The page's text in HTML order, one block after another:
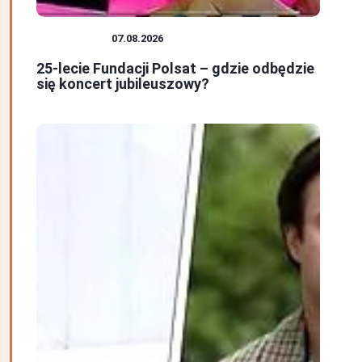
07.08.2026
25-lecie Fundacji Polsat – gdzie odbędzie
się koncert jubileuszowy?